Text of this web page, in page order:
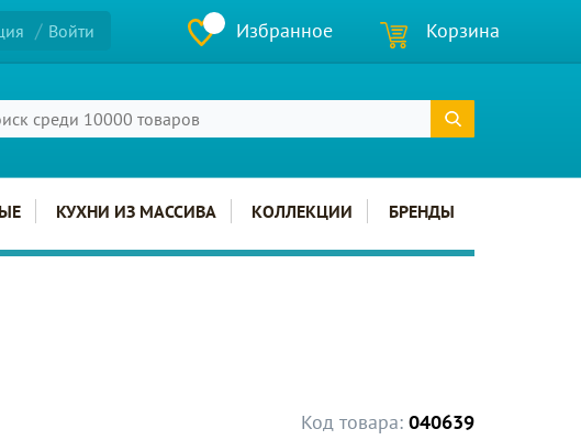
Войти Избранное Корзина
КУХНИ ИЗ МАССИВА КОЛЛЕКЦИИ БРЕНДЫ
Код товара: 040639